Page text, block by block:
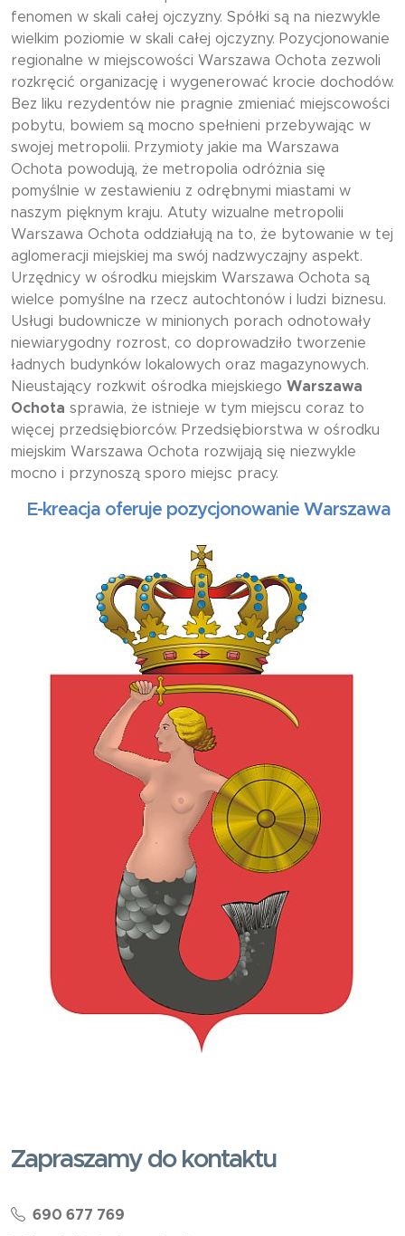
fenomen w skali całej ojczyzny. Spółki są na niezwykle
wielkim poziomie w skali całej ojczyzny. Pozycjonowanie
regionalne w miejscowości Warszawa Ochota zezwoli
rozkręcić organizację i wygenerować krocie dochodów.
Bez liku rezydentów nie pragnie zmieniać miejscowości
pobytu, bowiem są mocno spełnieni przebywając w
swojej metropolii. Przymioty jakie ma Warszawa
Ochota powodują, że metropolia odróżnia się
pomyślnie w zestawieniu z odrębnymi miastami w
naszym pięknym kraju. Atuty wizualne metropolii
Warszawa Ochota oddziałują na to, że bytowanie w tej
aglomeracji miejskiej ma swój nadzwyczajny aspekt.
Urzędnicy w ośrodku miejskim Warszawa Ochota są
wielce pomyślne na rzecz autochtonów i ludzi biznesu.
Usługi budownicze w minionych porach odnotowały
niewiarygodny rozrost, co doprowadziło tworzenie
ładnych budynków lokalowych oraz magazynowych.
Nieustający rozkwit ośrodka miejskiego Warszawa
Ochota sprawia, że istnieje w tym miejscu coraz to
więcej przedsiębiorców. Przedsiębiorstwa w ośrodku
miejskim Warszawa Ochota rozwijają się niezwykle
mocno i przynoszą sporo miejsc pracy.
oferuje pozycjonowanie Warszawa
Zapraszamy do kontaktu
690 677 769